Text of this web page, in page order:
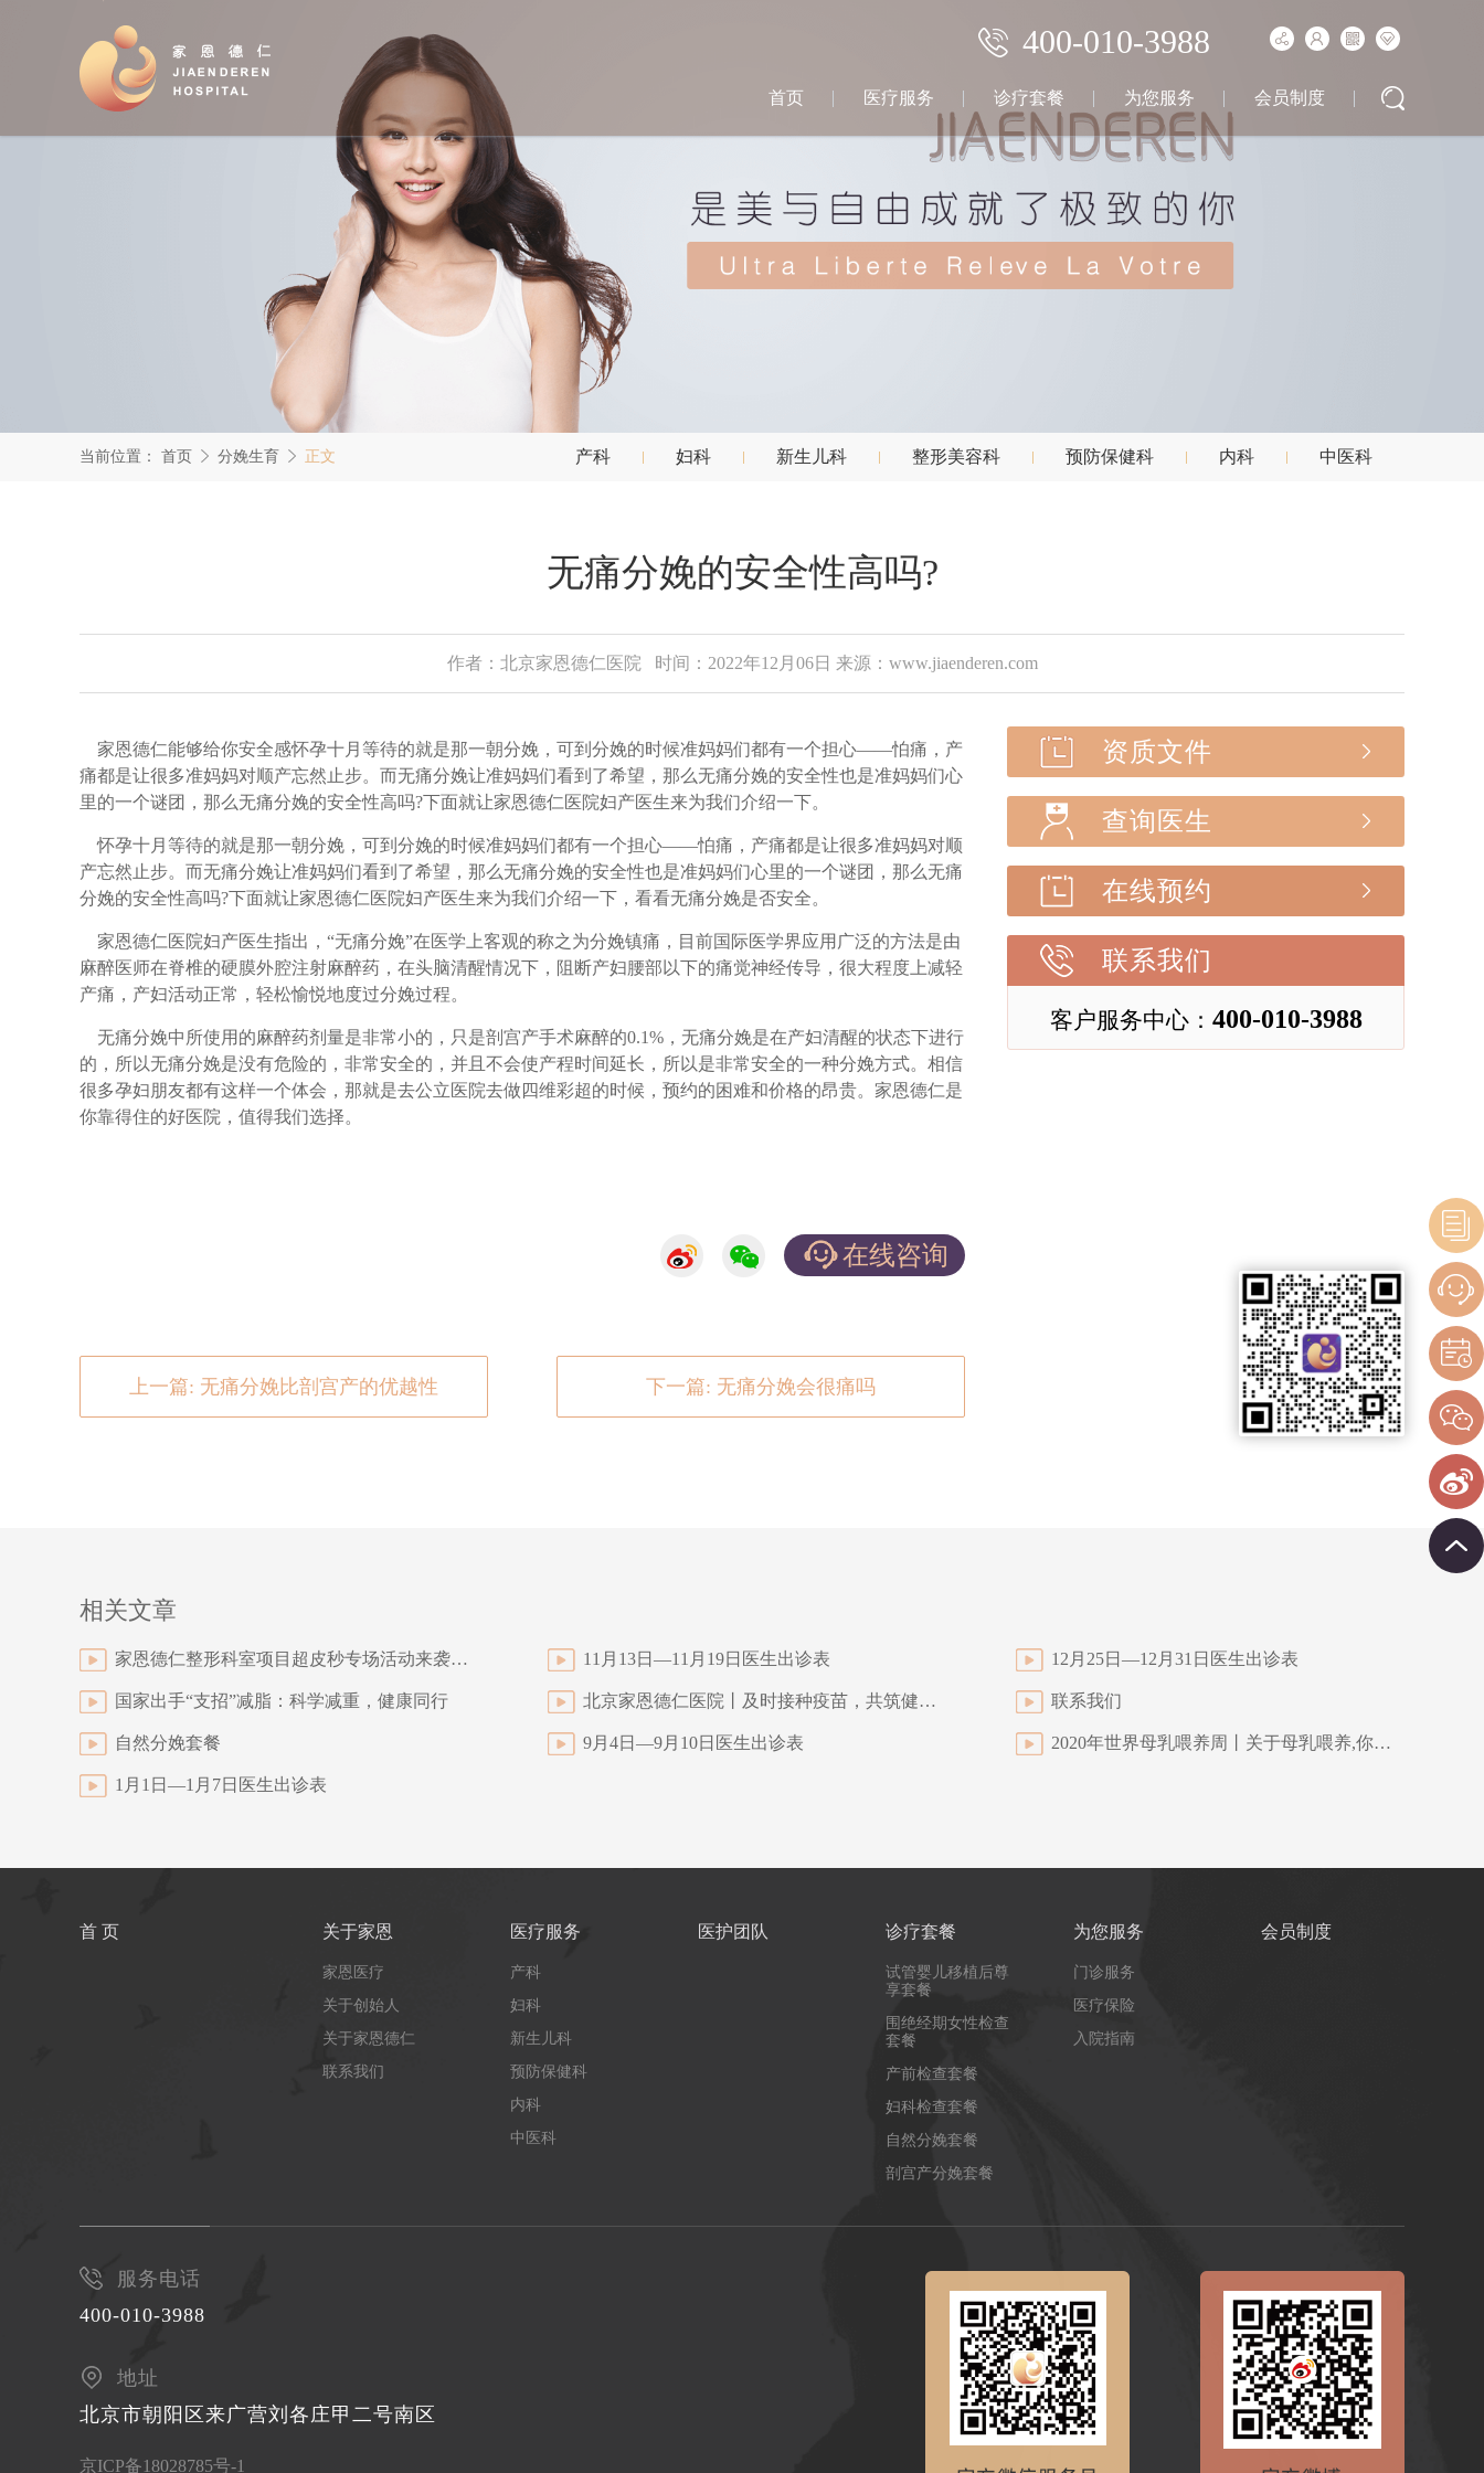
400-010-3988
首页 医疗服务 诊疗套餐 为您服务 会员制度
当前位置： 首页 分娩生育 正文 产科 妇科 新生儿科 整形美容科 预防保健科 内科 中医科
无痛分娩的安全性高吗?
作者：北京家恩德仁医院 时间：2022年12月06日 来源：www.jiaenderen.com
家恩德仁能够给你安全感怀孕十月等待的就是那一朝分娩，可到分娩的时候准妈妈们都有一个担心——怕痛，产
痛都是让很多准妈妈对顺产忘然止步。而无痛分娩让准妈妈们看到了希望，那么无痛分娩的安全性也是准妈妈们心
里的一个谜团，那么无痛分娩的安全性高吗?下面就让家恩德仁医院妇产医生来为我们介绍一下。
怀孕十月等待的就是那一朝分娩，可到分娩的时候准妈妈们都有一个担心——怕痛，产痛都是让很多准妈妈对顺
产忘然止步。而无痛分娩让准妈妈们看到了希望，那么无痛分娩的安全性也是准妈妈们心里的一个谜团，那么无痛
分娩的安全性高吗?下面就让家恩德仁医院妇产医生来为我们介绍一下，看看无痛分娩是否安全。
家恩德仁医院妇产医生指出，“无痛分娩”在医学上客观的称之为分娩镇痛，目前国际医学界应用广泛的方法是由
麻醉医师在脊椎的硬膜外腔注射麻醉药，在头脑清醒情况下，阻断产妇腰部以下的痛觉神经传导，很大程度上减轻
产痛，产妇活动正常，轻松愉悦地度过分娩过程。
无痛分娩中所使用的麻醉药剂量是非常小的，只是剖宫产手术麻醉的0.1%，无痛分娩是在产妇清醒的状态下进行
的，所以无痛分娩是没有危险的，非常安全的，并且不会使产程时间延长，所以是非常安全的一种分娩方式。相信
很多孕妇朋友都有这样一个体会，那就是去公立医院去做四维彩超的时候，预约的困难和价格的昂贵。家恩德仁是
你靠得住的好医院，值得我们选择。
在线咨询
上一篇: 无痛分娩比剖宫产的优越性 下一篇: 无痛分娩会很痛吗
资质文件
查询医生
在线预约
联系我们
客户服务中心： 400-010-3988
相关文章
家恩德仁整形科室项目超皮秒专场活动来袭!祛斑、嫩肤、抗衰.....帮你重塑美肌 11月13日—11月19日医生出诊表 12月25日—12月31日医生出诊表
国家出手“支招”减脂：科学减重，健康同行 北京家恩德仁医院丨及时接种疫苗，共筑健康屏障 联系我们
自然分娩套餐 9月4日—9月10日医生出诊表 2020年世界母乳喂养周丨关于母乳喂养,你应该知道这些知识
1月1日—1月7日医生出诊表
首 页 关于家恩
家恩医疗
关于创始人
关于家恩德仁
联系我们
医疗服务
产科
妇科
新生儿科
预防保健科
内科
中医科
医护团队 诊疗套餐
试管婴儿移植后尊
享套餐
围绝经期女性检查
套餐
产前检查套餐
妇科检查套餐
自然分娩套餐
剖宫产分娩套餐
为您服务
门诊服务
医疗保险
入院指南
会员制度
服务电话
400-010-3988
地址
北京市朝阳区来广营刘各庄甲二号南区
京ICP备18028785号-1